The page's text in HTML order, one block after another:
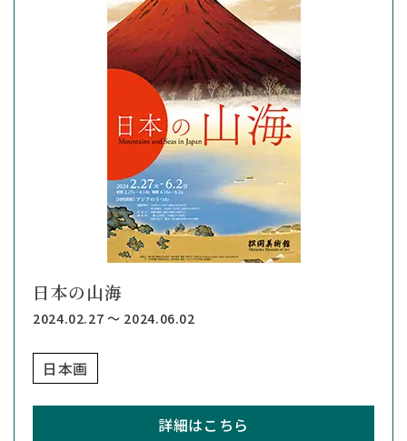
日本の山海
2024.02.27 ～ 2024.06.02
日本画
詳細はこちら